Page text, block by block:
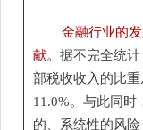
金融行业的
献。 据不完全统
部税收收入的比
11.0%。与此同时
的、系统性的风